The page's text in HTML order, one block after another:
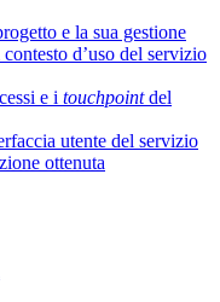
e la sua gestione
d’uso del servizio
e i touchpointdel
utente del servizio
ottenuta